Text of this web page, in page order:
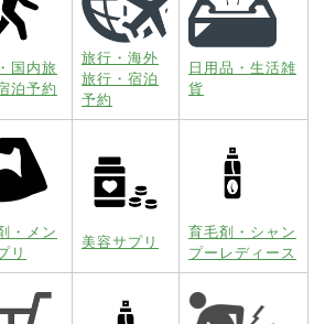
国内旅
泊予約
旅行・海外
旅行・宿泊
予約
日用品・生活雑
貨
・メン
リ
美容サプリ
育毛剤・シャン
プーレディース